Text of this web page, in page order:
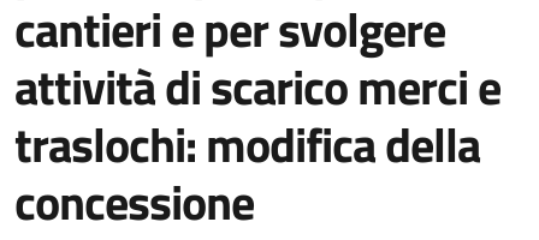
cantieri e per svolgere
attività di scarico merci e
traslochi: modifica della
concessione